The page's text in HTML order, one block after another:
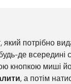
потрібно
де всередині
кнопкою миші
, а потім